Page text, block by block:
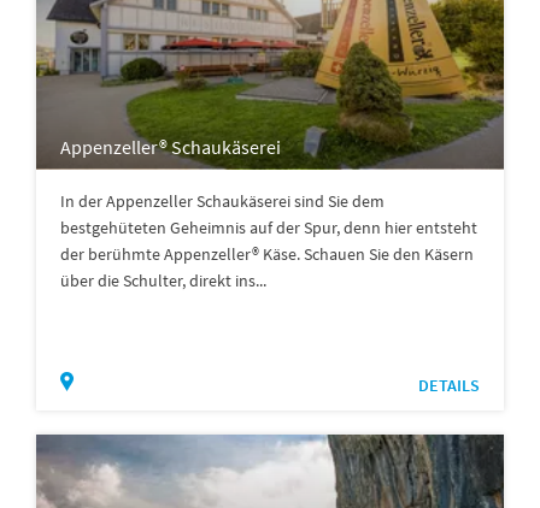
Appenzeller® Schaukäserei
In der Appenzeller Schaukäserei sind Sie dem
bestgehüteten Geheimnis auf der Spur, denn hier entsteht
der berühmte Appenzeller® Käse. Schauen Sie den Käsern
über die Schulter, direkt ins...
DETAILS